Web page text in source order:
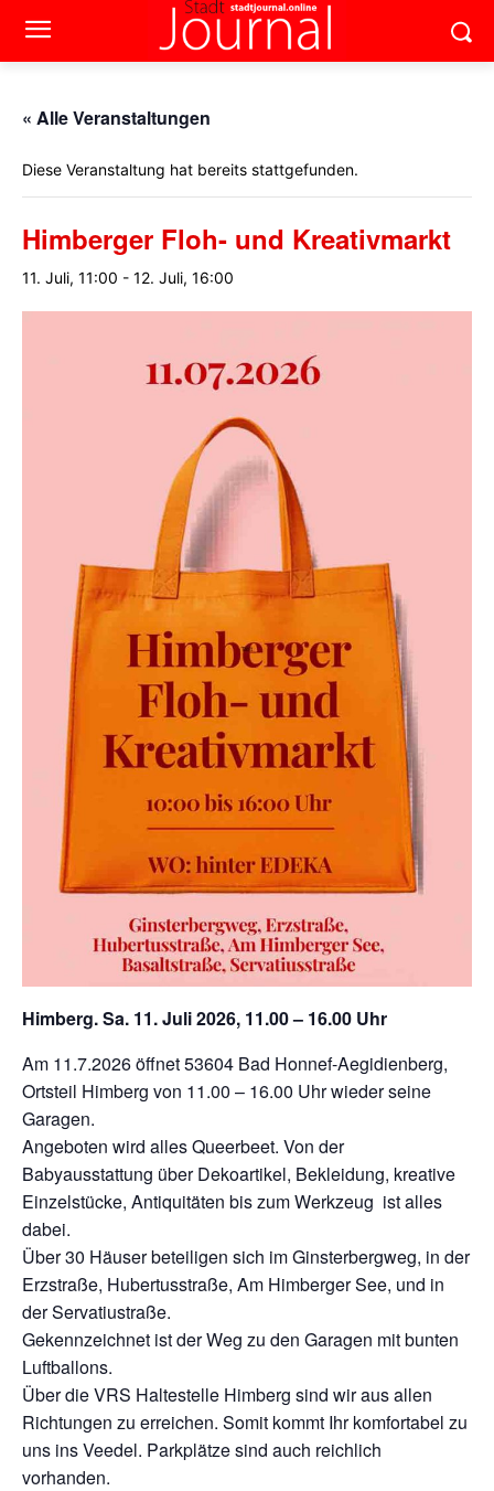
« Alle Veranstaltungen
Diese Veranstaltung hat bereits stattgefunden.
Himberger Floh- und Kreativmarkt
11. Juli, 11:00 - 12. Juli, 16:00
Himberg. Sa. 11. Juli 2026, 11.00 – 16.00 Uhr
Am 11.7.2026 öffnet 53604 Bad Honnef-Aegidienberg,
Ortsteil Himberg von 11.00 – 16.00 Uhr wieder seine
Garagen.
Angeboten wird alles Queerbeet. Von der
Babyausstattung über Dekoartikel, Bekleidung, kreative
Einzelstücke, Antiquitäten bis zum Werkzeug ist alles
dabei.
Über 30 Häuser beteiligen sich im Ginsterbergweg, in der
Erzstraße, Hubertusstraße, Am Himberger See, und in
der Servatiustraße.
Gekennzeichnet ist der Weg zu den Garagen mit bunten
Luftballons.
Über die VRS Haltestelle Himberg sind wir aus allen
Richtungen zu erreichen. Somit kommt Ihr komfortabel zu
uns ins Veedel. Parkplätze sind auch reichlich
vorhanden.